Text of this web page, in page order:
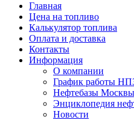
Главная
Цена на топливо
Калькулятор топлива
Оплата и доставка
Контакты
Информация
О компании
График работы
Нефтебазы
Энциклопедия
Новости